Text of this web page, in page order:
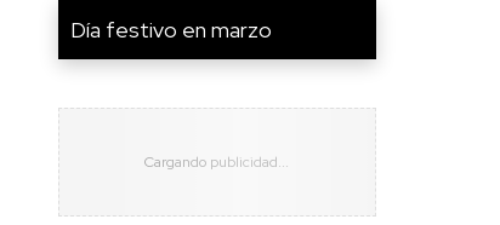
Día festivo en marzo